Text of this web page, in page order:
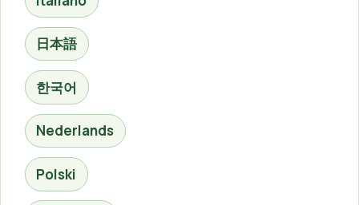
日本語
한국어
Nederlands
Polski